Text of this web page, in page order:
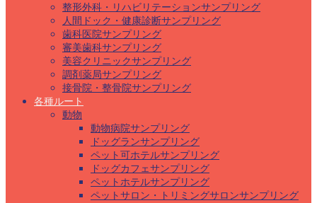
整形外科・リハビリテーションサンプリング
人間ドック・健康診断サンプリング
歯科医院サンプリング
審美歯科サンプリング
美容クリニックサンプリング
調剤薬局サンプリング
接骨院・整骨院サンプリング
各種ルート
動物
動物病院サンプリング
ドッグランサンプリング
ペット可ホテルサンプリング
ドッグカフェサンプリング
ペットホテルサンプリング
ペットサロン・トリミングサロンサンプリング